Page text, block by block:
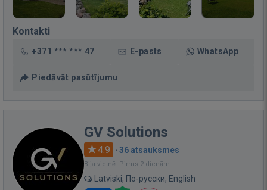
Kontakti
+371 *** *** 47 E-pasts WhatsApp
Piedāvāt pasūtījumu
GV Solutions
4.9 · 36 atsauksmes
Bija vietnē: Pirms 2 dienām
Latviski, По-русски, English